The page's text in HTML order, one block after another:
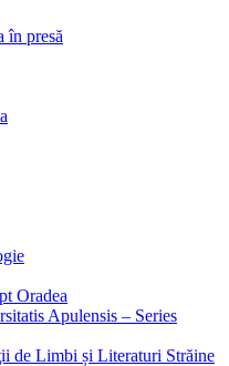
în presă
Oradea
Apulensis – Series
de Limbi și Literaturi Străine